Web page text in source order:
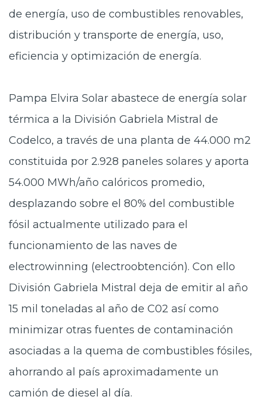
de energía, uso de combustibles renovables,
distribución y transporte de energía, uso,
eficiencia y optimización de energía.
Pampa Elvira Solar abastece de energía solar
térmica a la División Gabriela Mistral de
Codelco, a través de una planta de 44.000 m2
constituida por 2.928 paneles solares y aporta
54.000 MWh/año calóricos promedio,
desplazando sobre el 80% del combustible
fósil actualmente utilizado para el
funcionamiento de las naves de
electrowinning (electroobtención). Con ello
División Gabriela Mistral deja de emitir al año
15 mil toneladas al año de C02 así como
minimizar otras fuentes de contaminación
asociadas a la quema de combustibles fósiles,
ahorrando al país aproximadamente un
camión de diesel al día.